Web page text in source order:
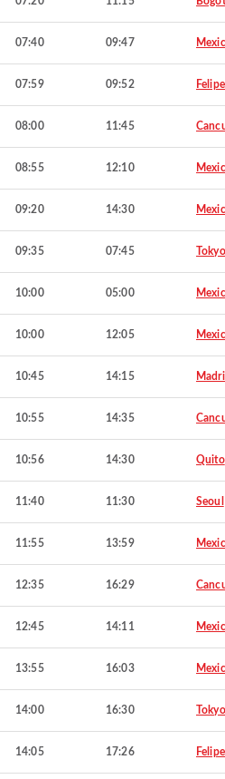
07:40 09:47
07:59 09:52
08:00 11:45
08:55 12:10
09:20 14:30
09:35 07:45 Tokyo
10:00 05:00
10:00 12:05
10:45 14:15
10:55 14:35
10:56 14:30 Quito
11:40 11:30 Seoul
11:55 13:59
12:35 16:29
12:45 14:11
13:55 16:03
14:00 16:30 Tokyo
14:05 17:26